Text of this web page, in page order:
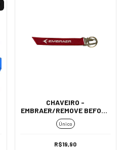
CHAVEIRO -
EMBRAER/REMOVE BEFORE
FLIGHT (MOSQUETÃO)
Único
R$19,90